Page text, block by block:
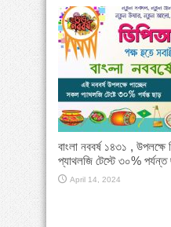
বাংলা নববর্ষ ১৪৩১ ,
প্যাথলজি টেস্টে ৩০% পর্যন্ত
April 14, 2024